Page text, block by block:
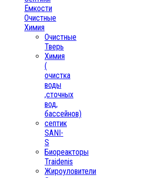
Ёмкости
Очистные
Химия
Очистные
Тверь
Химия
(
очистка
воды
,сточных
вод,
бассейнов)
септик
SANI-
S
Биореакторы
Traidenis
Жироуловители